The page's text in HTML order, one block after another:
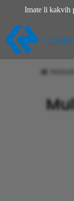
Imate li kakvih